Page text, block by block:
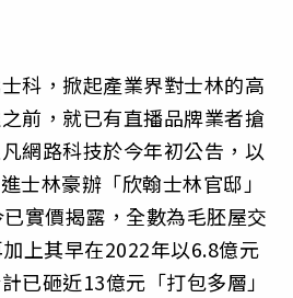
科，掀起產業界對士林的高
前，就已有直播品牌業者搶
網路科技於今年初公告，以
士林豪辦「欣翰士林官邸」
實價揭露，全數為毛胚屋交
上其早在2022年以6.8億元
已砸近13億元「打包多層」